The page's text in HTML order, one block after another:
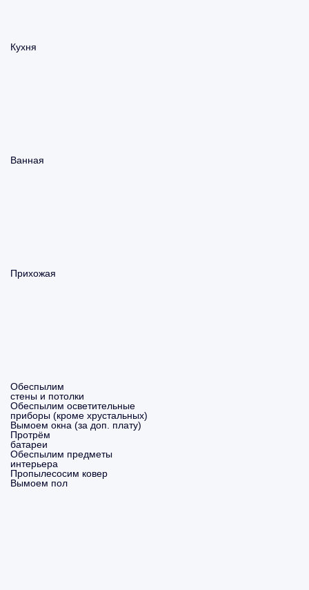
Кухня
Ванная
Прихожая
Обеспылим
стены и потолки
Обеспылим осветительные
приборы (кроме хрустальных)
Вымоем окна (за доп. плату)
Протрём
батареи
Обеспылим предметы
интерьера
Пропылесосим ковер
Вымоем пол